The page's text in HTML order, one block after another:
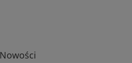
Nowości